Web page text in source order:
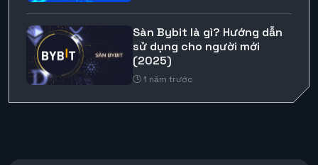
Sàn Bybit là gì? Hướng dẫn
sử dụng cho người mới
(2025)
1 năm trước